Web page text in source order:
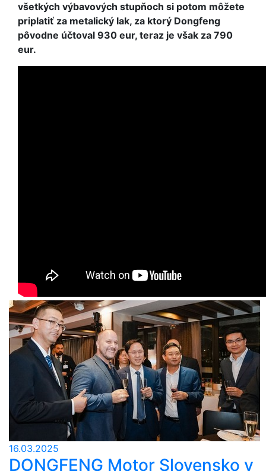
všetkých výbavových stupňoch si potom môžete
priplatiť za metalický lak, za ktorý Dongfeng
pôvodne účtoval 930 eur, teraz je však za 790
eur.
16.03.2025
DONGFENG Motor Slovensko v